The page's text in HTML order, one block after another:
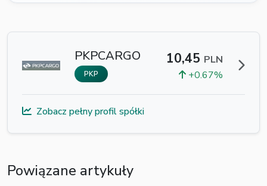
PKPCARGO
PKP
10,45 PLN
+0.67%
Zobacz pełny profil spółki
Powiązane artykuły